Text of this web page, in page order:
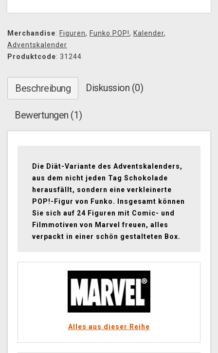
Merchandise: Figuren, Funko POP!, Kalender,
Adventskalender
Produktcode: 31244
Beschreibung Diskussion (0)
Bewertungen (1)
Die Diät-Variante des Adventskalenders,
aus dem nicht jeden Tag Schokolade
herausfällt, sondern eine verkleinerte
POP!-Figur von Funko. Insgesamt können
Sie sich auf 24 Figuren mit Comic- und
Filmmotiven von Marvel freuen, alles
verpackt in einer schön gestalteten Box.
Alles aus dieser Reihe